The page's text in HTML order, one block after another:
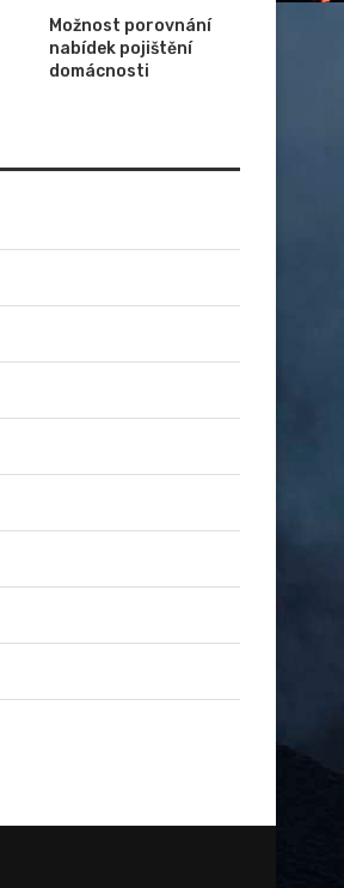
Možnost porovnání
nabídek pojištění
domácnosti